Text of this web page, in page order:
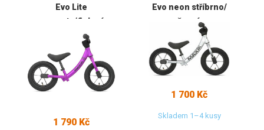
Evo Lite
magenta/fialové
1 790 Kč
Evo neon stříbrno/
černé
1 700 Kč
Skladem 1–4 kusy